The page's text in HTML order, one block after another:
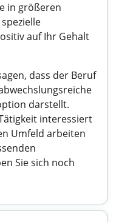
in größeren
auf Ihr Gehalt
dass der Beruf
darstellt.
interessiert
Umfeld arbeiten
Sie sich noch